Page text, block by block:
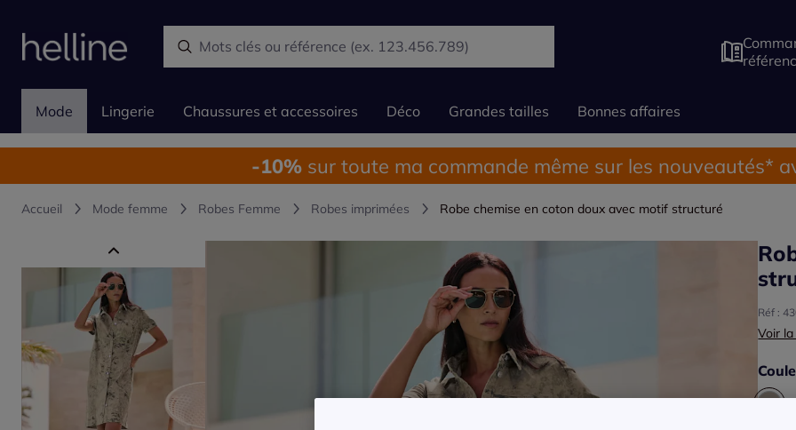
Mode Lingerie Chaussures et accessoires Déco Grandes tailles Bonnes affaires
-10% sur toute ma commande même sur les nouveautés*
Accueil Mode femme Robes Femme Robes imprimées Robe chemise en coton doux avec motif structuré
Réf :
Voir